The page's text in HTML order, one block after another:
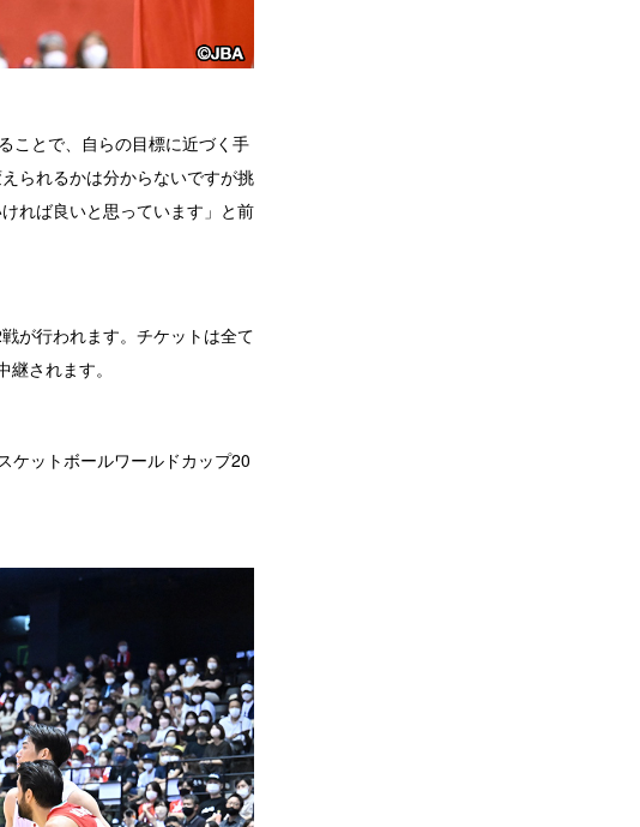
ことで、自らの目標に近づく手
られるかは分からないですが挑
れば良いと思っています」と前
が行われます。チケットは全て
されます。
ケットボールワールドカップ20